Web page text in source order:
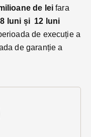
de lei fara
luni și 12 luni
de execuție a
de garanție a